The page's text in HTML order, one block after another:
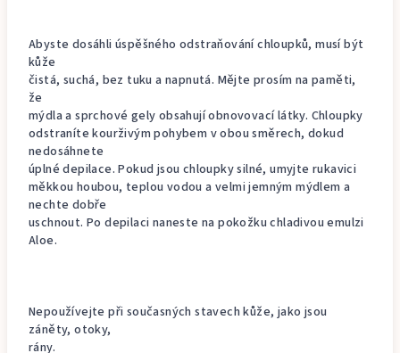
Abyste dosáhli úspěšného odstraňování chloupků, musí být
kůže
čistá, suchá, bez tuku a napnutá. Mějte prosím na paměti,
že
mýdla a sprchové gely obsahují obnovovací látky. Chloupky
odstraníte kourživým pohybem v obou směrech, dokud
nedosáhnete
úplné depilace. Pokud jsou chloupky silné, umyjte rukavici
měkkou houbou, teplou vodou a velmi jemným mýdlem a
nechte dobře
uschnout. Po depilaci naneste na pokožku chladivou emulzi
Aloe.
Nepoužívejte při současných stavech kůže, jako jsou
záněty, otoky,
rány.